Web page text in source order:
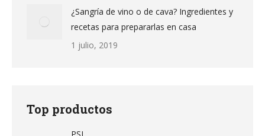
¿Sangría de vino o de cava? Ingredientes y
recetas para prepararlas en casa
1 julio, 2019
Top productos